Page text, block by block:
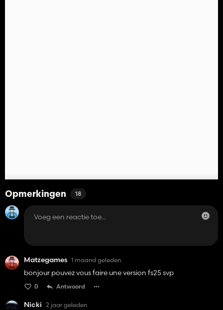
Opmerkingen 18
Matzegames 1 maand geleden
bonjour pouvez vous faire une version fs25 svp
0 Antwoord
Nicki 2 jaar geleden